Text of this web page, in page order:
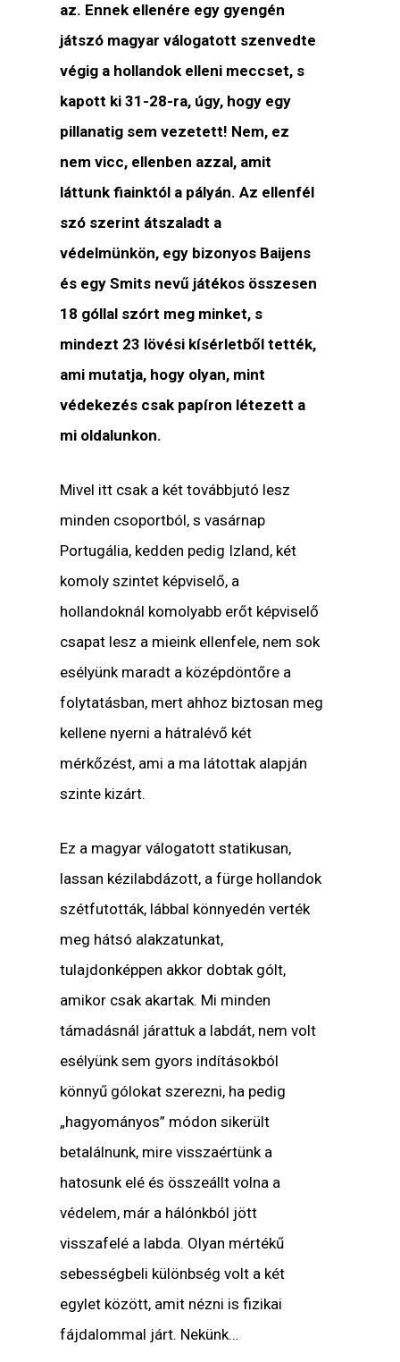
az. Ennek ellenére egy gyengén
játszó magyar válogatott szenvedte
végig a hollandok elleni meccset, s
kapott ki 31-28-ra, úgy, hogy egy
pillanatig sem vezetett! Nem, ez
nem vicc, ellenben azzal, amit
láttunk fiainktól a pályán. Az ellenfél
szó szerint átszaladt a
védelmünkön, egy bizonyos Baijens
és egy Smits nevű játékos összesen
18 góllal szórt meg minket, s
mindezt 23 lövési kísérletből tették,
ami mutatja, hogy olyan, mint
védekezés csak papíron létezett a
mi oldalunkon.
Mivel itt csak a két továbbjutó lesz
minden csoportból, s vasárnap
Portugália, kedden pedig Izland, két
komoly szintet képviselő, a
hollandoknál komolyabb erőt képviselő
csapat lesz a mieink ellenfele, nem sok
esélyünk maradt a középdöntőre a
folytatásban, mert ahhoz biztosan meg
kellene nyerni a hátralévő két
mérkőzést, ami a ma látottak alapján
szinte kizárt.
Ez a magyar válogatott statikusan,
lassan kézilabdázott, a fürge hollandok
szétfutották, lábbal könnyedén verték
meg hátsó alakzatunkat,
tulajdonképpen akkor dobtak gólt,
amikor csak akartak. Mi minden
támadásnál járattuk a labdát, nem volt
esélyünk sem gyors indításokból
könnyű gólokat szerezni, ha pedig
„hagyományos” módon sikerült
betalálnunk, mire visszaértünk a
hatosunk elé és összeállt volna a
védelem, már a hálónkból jött
visszafelé a labda. Olyan mértékű
sebességbeli különbség volt a két
egylet között, amit nézni is fizikai
fájdalommal járt. Nekünk…